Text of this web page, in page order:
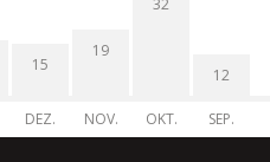
15
DEZ.
19
NOV. OKT.
12
SEP.